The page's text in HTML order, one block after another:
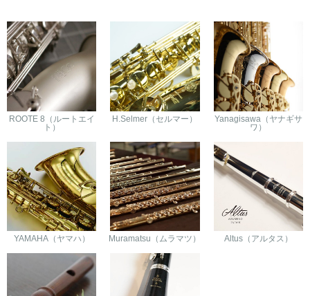
ROOTE 8（ルートエイ
ト）
H.Selmer（セルマー）
Yanagisawa（ヤナギサ
ワ）
YAMAHA（ヤマハ） Muramatsu（ムラマツ） Altus（アルタス）